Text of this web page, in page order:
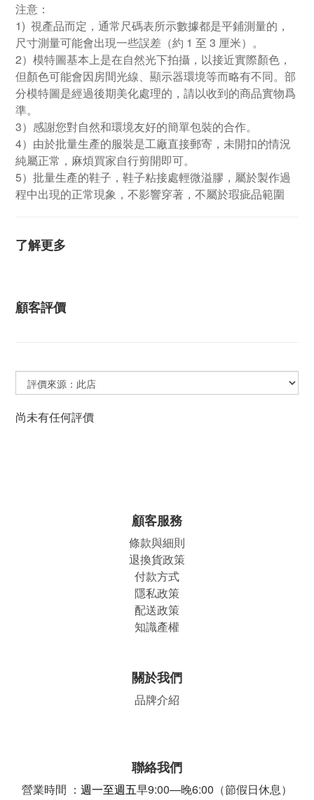
注意：
1) 視產品而定，通常尺碼表所示數據都是平鋪測量的，
尺寸測量可能會出現一些誤差（約 1 至 3 厘米）。
2）模特圖基本上是在自然光下拍攝，以接近實際顏色，
但顏色可能會因房間光線、顯示器環境等而略有不同。部
分模特圖是經過後期美化處理的，請以收到的商品實物爲
準。
3）感謝您對自然和環境友好的簡單包裝的合作。
4）由於批量生產的服裝是工廠直接郵寄，未開扣的情況
純屬正常，麻煩買家自行剪開即可。
5）批量生產的鞋子，鞋子粘接處輕微溢膠，屬於製作過
程中出現的正常現象，不影響穿著，不屬於瑕疵品範圍
了解更多
顧客評價
尚未有任何評價
顧客服務
條款與細則
退換貨政策
付款方式
隱私政策
配送政策
知識產權
關於我們
品牌介紹
聯絡我們
營業時間 ： 週一至週五早9:00—晚6:00（節假日休息）